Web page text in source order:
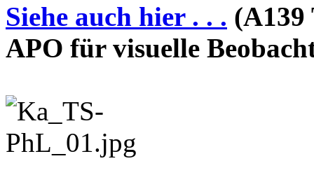
Siehe auch hier . . . (A139
APO für visuelle